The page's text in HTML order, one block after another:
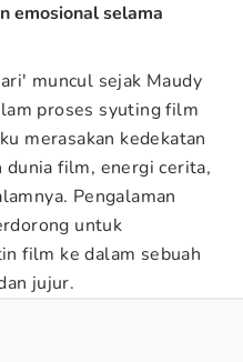
emosional selama
muncul sejak Maudy
proses syuting film
merasakan kedekatan
dunia film, energi cerita,
Pengalaman
untuk
film ke dalam sebuah
jujur.